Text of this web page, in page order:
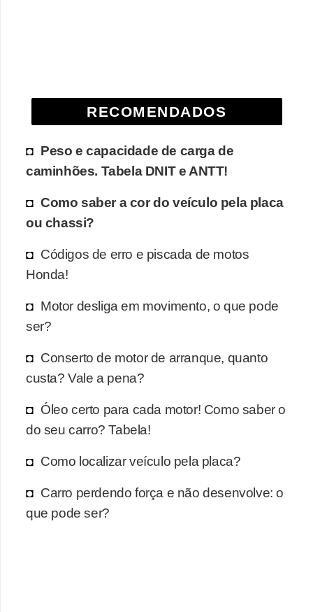
RECOMENDADOS
Peso e capacidade de carga de
caminhões. Tabela DNIT e ANTT!
Como saber a cor do veículo pela placa
ou chassi?
Códigos de erro e piscada de motos
Honda!
Motor desliga em movimento, o que pode
ser?
Conserto de motor de arranque, quanto
custa? Vale a pena?
Óleo certo para cada motor! Como saber o
do seu carro? Tabela!
Como localizar veículo pela placa?
Carro perdendo força e não desenvolve: o
que pode ser?
o
a
d
C
m
r
a
r
c
r
r
o
D
i
o